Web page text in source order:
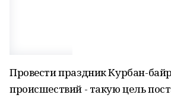
Провести праздник Курбан-
происшествий - такую цель